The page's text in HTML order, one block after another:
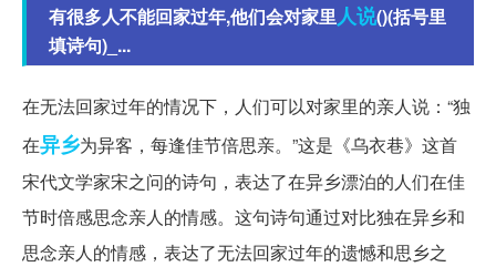
有很多人不能回家过年,他们会对家里人说()(括号里
填诗句)_...
在无法回家过年的情况下，人们可以对家里的亲人说：“独
在异乡为异客，每逢佳节倍思亲。”这是《乌衣巷》这首
宋代文学家宋之问的诗句，表达了在异乡漂泊的人们在佳
节时倍感思念亲人的情感。这句诗句通过对比独在异乡和
思念亲人的情感，表达了无法回家过年的遗憾和思乡之